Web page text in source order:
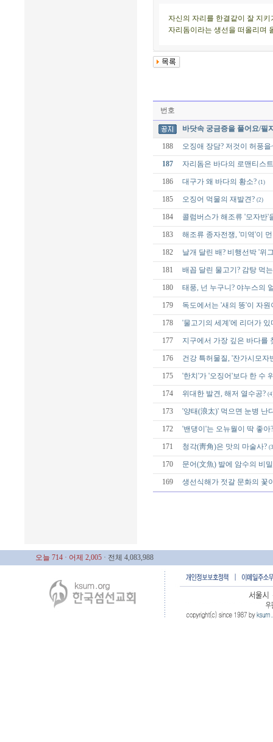
자신의 자리를 한결같이 잘 지키
자리돔이라는 생선을 떠올리며
번호
바닷속 궁금증을 풀어요/필
188 오징애 장담? 저것이 허풍을
187 자리돔은 바다의 로맨티스
186 대구가 왜 바다의 황소? (1)
185 오징어 먹물의 재발견? (2)
184 콜럼버스가 해조류 '모자반'
183 해조류 종자전쟁, '미역'이
182 날개 달린 배? 비행선박 '위
181 배꼽 달린 물고기? 감탕 먹
180 태풍, 넌 누구니? 야누스의
179 독도에서는 '새의 똥'이 자원
178 '물고기의 세계'에 리더가 있
177 지구에서 가장 깊은 바다를
176 건강 특허물질, '잔가시모자
175 '한치'가 '오징어'보다 한 수
174 위대한 발견, 해저 열수공?
173 '양태(浪太)' 먹으면 눈병 난
172 '밴댕이'는 오뉴월이 딱 좋아?
171 청각(靑角)은 맛의 마술사?
170 문어(文魚) 발에 암수의 비
169 생선식해가 젓갈 문화의 꽃
오늘 714 · 어제 2,005 · 전체 4,083,988